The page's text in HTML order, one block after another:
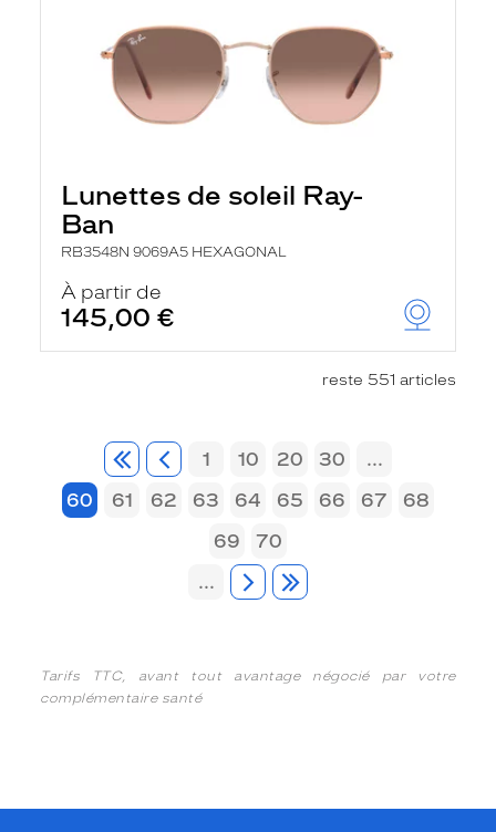
Lunettes de soleil Ray-
Ban
RB3548N 9069A5 HEXAGONAL
À partir de
145,00 €
reste 551 articles
1 10 20 30
...
60
61 62 63 64 65 66 67
68
69
70
...
Tarifs TTC, avant tout avantage négocié par votre
complémentaire santé